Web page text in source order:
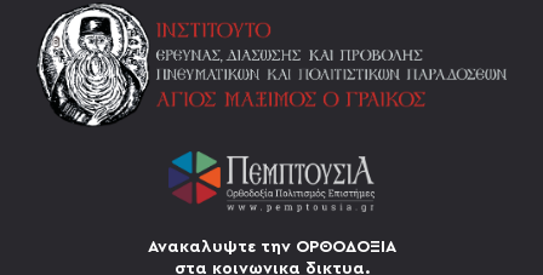
Ανακαλυψτε την ΟΡΘΟΔΟΞΙΑ
στα κοινωνικα δικτυα.